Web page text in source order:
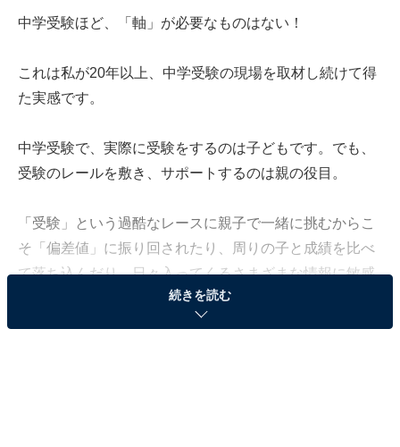
中学受験ほど、「軸」が必要なものはない！
これは私が20年以上、中学受験の現場を取材し続けて得
た実感です。
中学受験で、実際に受験をするのは子どもです。でも、
受験のレールを敷き、サポートするのは親の役目。
「受験」という過酷なレースに親子で一緒に挑むからこ
そ「偏差値」に振り回されたり、周りの子と成績を比べ
て落ち込んだり。日々入ってくるさまざまな情報に敏感
になってしまい、家族間ですれ違いが起き、何のために
受験しているのかわからなくなっていく……。こうして
続きを読む